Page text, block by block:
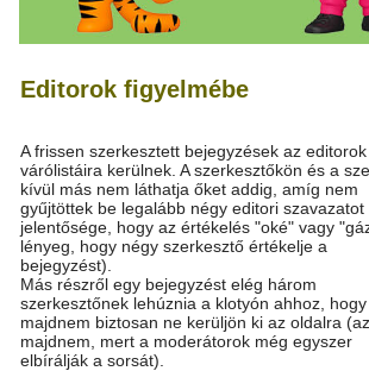
Editorok figyelmébe
A frissen szerkesztett bejegyzések az editorok
várólistáira kerülnek. A szerkesztőkön és a
kívül más nem láthatja őket addig, amíg nem
gyűjtöttek be legalább négy editori szavazatot
jelentősége, hogy az értékelés "oké" vagy
lényeg, hogy négy szerkesztő értékelje a
bejegyzést).
Más részről egy bejegyzést elég három
szerkesztőnek lehúznia a klotyón ahhoz, hogy
majdnem biztosan ne kerüljön ki az oldalra
majdnem, mert a moderátorok még egyszer
elbírálják a sorsát).